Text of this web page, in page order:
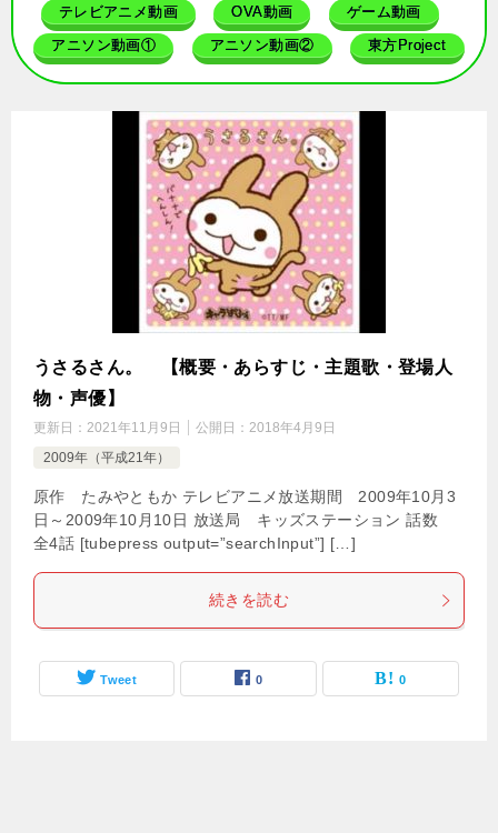
テレビアニメ動画 OVA動画 ゲーム動画
アニソン動画① アニソン動画② 東方Project
うさるさん。 【概要・あらすじ・主題歌・登場人
物・声優】
更新日： 2021年11月9日 公開日： 2018年4月9日
2009年（平成21年）
原作 たみやともか テレビアニメ放送期間 2009年10月3
日～2009年10月10日 放送局 キッズステーション 話数
全4話 [tubepress output=”searchInput”] […]
続きを読む
Tweet 0 0